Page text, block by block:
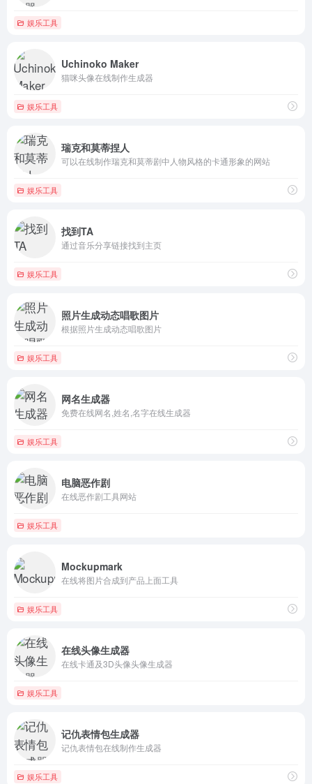
娱乐工具
Uchinoko Maker
猫咪头像在线制作生成器
娱乐工具
瑞克和莫蒂捏人
可以在线制作瑞克和莫蒂剧中人物风格的卡通形象的网站
娱乐工具
找到TA
通过音乐分享链接找到主页
娱乐工具
照片生成动态唱歌图片
根据照片生成动态唱歌图片
娱乐工具
网名生成器
免费在线网名,姓名,名字在线生成器
娱乐工具
电脑恶作剧
在线恶作剧工具网站
娱乐工具
Mockupmark
在线将图片合成到产品上面工具
娱乐工具
在线头像生成器
在线卡通及3D头像头像生成器
娱乐工具
记仇表情包生成器
记仇表情包在线制作生成器
娱乐工具